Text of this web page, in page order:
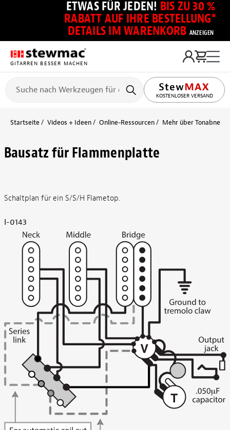
ETWAS FÜR JEDEN! BIS ZU 30 %
RABATT AUF IHRE BESTELLUNG*
DETAILS IM WARENKORB ANZEIGEN
GITARREN BESSER MACHEN
KOSTENLOSER VERSAND
Startseite Videos + Ideen Online-Ressourcen Mehr über
Bausatz für Flammenplatte
Schaltplan für ein S/S/H Flametop.
I-0143